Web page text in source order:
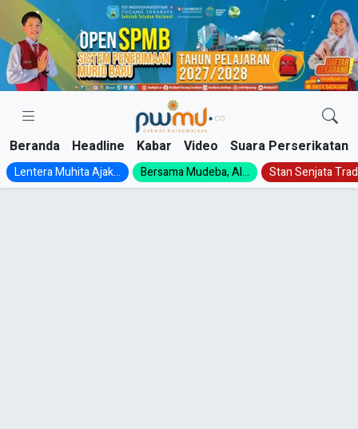
Skip
content
Beranda Headline Kabar Video Suara Perserikatan
Lentera Muhita Ajak... Bersama Mudeba, Al... Stan Senjata